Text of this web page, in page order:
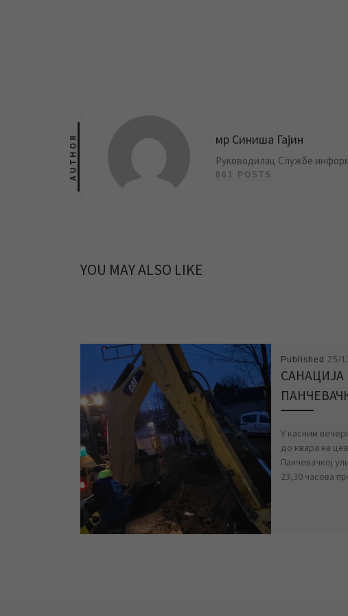
AUTHOR мр Синиша Гајин
Руководилац Службе
861 POSTS
YOU MAY ALSO LIKE
Published 25/
САНАЦИЈА
У касним
до квара на
Панчевачкој
23,30 часова